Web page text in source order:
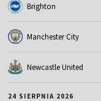
Brighton
Manchester City
Newcastle United
24 SIERPNIA 2026